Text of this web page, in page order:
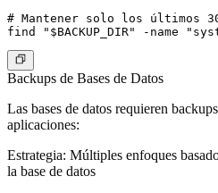
# Mantener solo los últimos
Backups de Bases de Datos
Las bases de datos requieren
aplicaciones:
Estrategia: Múltiples enfoques
la base de datos